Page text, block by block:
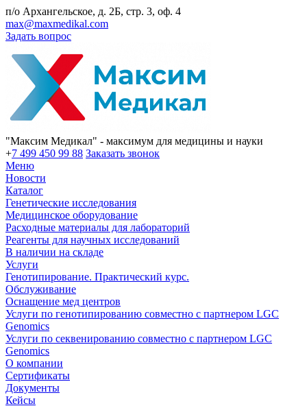
п/о Архангельское, д. 2Б, стр. 3, оф. 4
max@maxmedikal.com
Задать вопрос
"Максим Медикал" - максимум для медицины и науки
+7 499 450 99 88 Заказать звонок
Меню
Новости
Каталог
Генетические исследования
Медицинское оборудование
Расходные материалы для лабораторий
Реагенты для научных исследований
В наличии на складе
Услуги
Генотипирование. Практический курс.
Обслуживание
Оснащение мед центров
Услуги по генотипированию совместно с партнером LGC
Genomics
Услуги по секвенированию совместно с партнером LGC
Genomics
О компании
Сертификаты
Документы
Кейсы